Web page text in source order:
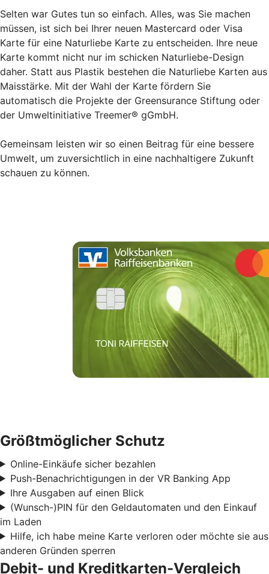
Selten war Gutes tun so einfach. Alles, was Sie machen
müssen, ist sich bei Ihrer neuen Mastercard oder Visa
Karte für eine Naturliebe Karte zu entscheiden. Ihre neue
Karte kommt nicht nur im schicken Naturliebe-Design
daher. Statt aus Plastik bestehen die Naturliebe Karten aus
Maisstärke. Mit der Wahl der Karte fördern Sie
automatisch die Projekte der Greensurance Stiftung oder
der Umweltinitiative Treemer® gGmbH.
Gemeinsam leisten wir so einen Beitrag für eine bessere
Umwelt, um zuversichtlich in eine nachhaltigere Zukunft
schauen zu können.
Größtmöglicher Schutz
Online-Einkäufe sicher bezahlen
Push-Benachrichtigungen in der VR Banking App
Ihre Ausgaben auf einen Blick
(Wunsch-)PIN für den Geldautomaten und den Einkauf
im Laden
Hilfe, ich habe meine Karte verloren oder möchte sie aus
anderen Gründen sperren
Debit- und Kreditkarten-Vergleich